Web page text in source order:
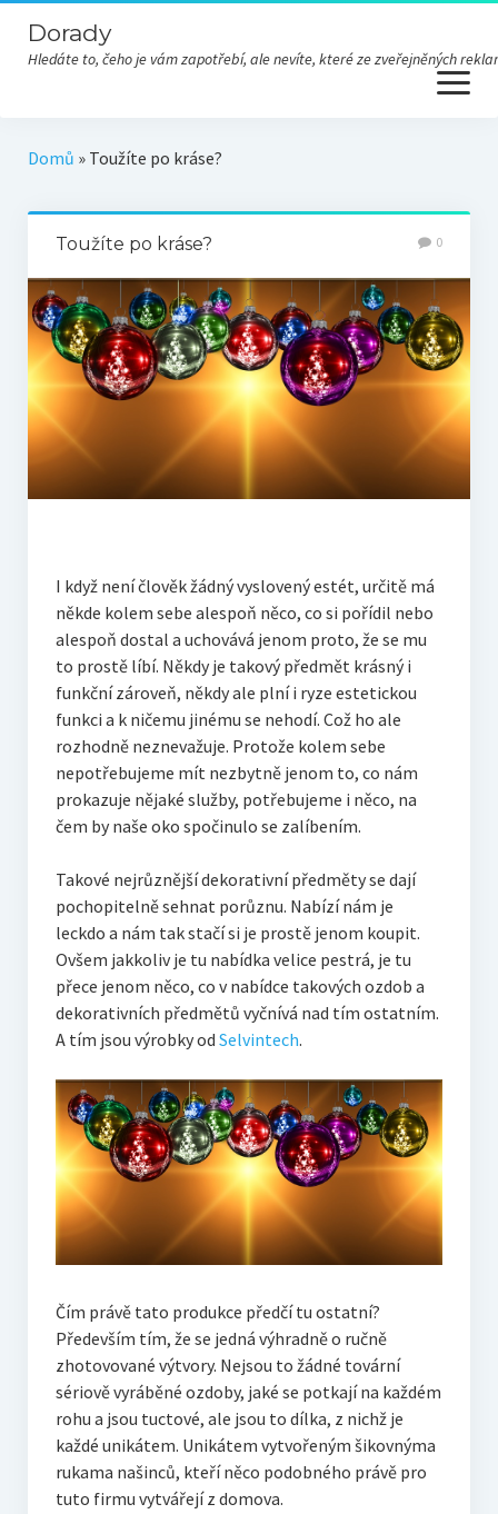
Dorady
Hledáte to, čeho je vám zapotřebí, ale nevíte, které ze zveřejněných
open
menu
Domů » Toužíte po kráse?
Toužíte po kráse? 0
I když není člověk žádný vyslovený estét, určitě má
někde kolem sebe alespoň něco, co si pořídil nebo
alespoň dostal a uchovává jenom proto, že se mu
to prostě líbí. Někdy je takový předmět krásný i
funkční zároveň, někdy ale plní i ryze estetickou
funkci a k ničemu jinému se nehodí. Což ho ale
rozhodně neznevažuje. Protože kolem sebe
nepotřebujeme mít nezbytně jenom to, co nám
prokazuje nějaké služby, potřebujeme i něco, na
čem by naše oko spočinulo se zalíbením.
Takové nejrůznější dekorativní předměty se dají
pochopitelně sehnat porůznu. Nabízí nám je
leckdo a nám tak stačí si je prostě jenom koupit.
Ovšem jakkoliv je tu nabídka velice pestrá, je tu
přece jenom něco, co v nabídce takových ozdob a
dekorativních předmětů vyčnívá nad tím ostatním.
A tím jsou výrobky od Selvintech.
Čím právě tato produkce předčí tu ostatní?
Především tím, že se jedná výhradně o ručně
zhotovované výtvory. Nejsou to žádné tovární
sériově vyráběné ozdoby, jaké se potkají na každém
rohu a jsou tuctové, ale jsou to dílka, z nichž je
každé unikátem. Unikátem vytvořeným šikovnýma
rukama našinců, kteří něco podobného právě pro
tuto firmu vytvářejí z domova.